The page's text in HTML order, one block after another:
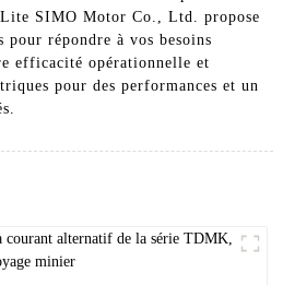
SIMO Motor Co., Ltd. propose
pour répondre à vos besoins
efficacité opérationnelle et
pour des performances et un